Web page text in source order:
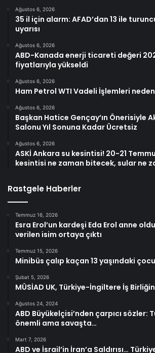
Ağustos 6, 2026
35 il için alarm: AFAD’dan 13 ile
uyarısı
Ağustos 6, 2026
ABD-Kanada enerji ticareti değeri
fiyatlarıyla yükseldi
Ağustos 6, 2026
Ham Petrol WTI Vadeli İşlemleri
Ağustos 6, 2026
Başkan Hatice Gençay’ın Önerisiyle
Salonu Yıl Sonuna Kadar Ücretsiz
Ağustos 6, 2026
ASKİ Ankara su kesintisi! 20-21
kesintisi ne zaman bitecek, sular ne
Rastgele Haberler
Temmuz 16, 2026
Esra Erol’un kardeşi Eda Erol anne
verilen isim ortaya çıktı
Temmuz 15, 2026
Minibüs çalıp kaçan 13 yaşındaki
Şubat 5, 2026
MÜSİAD UK, Türkiye-İngiltere İş
Ağustos 24, 2024
ABD Büyükelçisi’nden çarpıcı sözler:
önemli ama savaşta…
Mart 7, 2026
ABD ve İsrail’in İran’a Saldırısı…